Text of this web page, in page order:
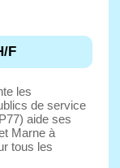
F
les
de service
aide ses
Marne à
tous les